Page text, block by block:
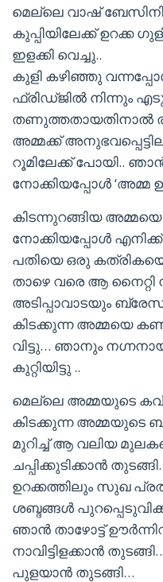
മെല്ലെ വാഷ്
കുപ്പിയിലേക്ക് ഉറക്ക
ഇളക്കി വെച്ചു..
കുളി കഴിഞ്ഞു
ഫ്രിഡ്ജിൽ നിന്നും
തണുത്തതായതിനാൽ
അമ്മക്ക്
റൂമിലേക്ക് പോയി..
നോക്കിയപ്പോൾ ‘അമ്മ
കിടന്നുറങ്ങിയ
നോക്കിയപ്പോൾ
പതിയെ ഒരു
താഴെ വരെ ആ നൈറ്റി
അടിപ്പാവാടയും
കിടക്കുന്ന അമ്മയെ
വിട്ടു… ഞാനും
കുറ്റിയിട്ടു ..
മെല്ലെ അമ്മയുടെ
കിടക്കുന്ന അമ്മയുടെ
മുറിച്ച് ആ വലിയ
ചപ്പിക്കുടിക്കാൻ തുടങ്ങി..
ഉറക്കത്തിലും സുഖ
ശബ്ദങ്ങൾ
ഞാൻ താഴോട്ട്
നാവിട്ടിളക്കാൻ
പുളയാൻ തുടങ്ങി…